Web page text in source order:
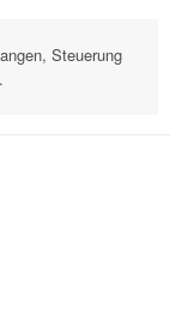
Steuerung